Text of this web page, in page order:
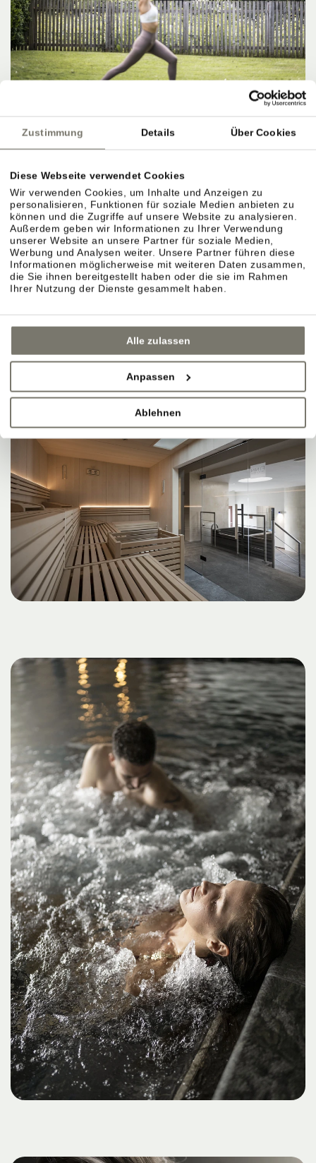
Zustimmung Details Über Cookies
Diese Webseite verwendet Cookies
Wir verwenden Cookies, um Inhalte und Anzeigen zu
personalisieren, Funktionen für soziale Medien anbieten zu
können und die Zugriffe auf unsere Website zu analysieren.
Außerdem geben wir Informationen zu Ihrer Verwendung
unserer Website an unsere Partner für soziale Medien,
Werbung und Analysen weiter. Unsere Partner führen diese
Informationen möglicherweise mit weiteren Daten zusammen,
die Sie ihnen bereitgestellt haben oder die sie im Rahmen
Ihrer Nutzung der Dienste gesammelt haben.
Alle zulassen
Anpassen
Ablehnen